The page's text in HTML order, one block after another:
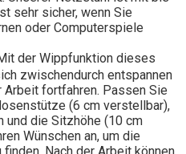
sehr sicher, wenn Sie
oder Computerspiele
der Wippfunktion dieses
zwischendurch entspannen
Arbeit fortfahren. Passen Sie
(6 cm verstellbar),
und die Sitzhöhe (10 cm
Wünschen an, um die